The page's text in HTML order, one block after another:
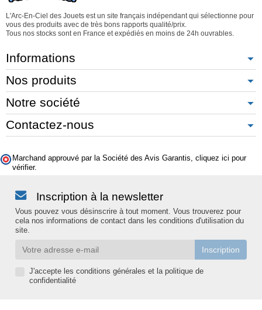
L'Arc-En-Ciel des Jouets est un site français indépendant qui sélectionne pour
vous des produits avec de très bons rapports qualité/prix.
Tous nos stocks sont en France et expédiés en moins de 24h ouvrables.
Informations
Nos produits
Notre société
Contactez-nous
Marchand approuvé par la Société des Avis Garantis, cliquez ici pour
vérifier.
Inscription à la newsletter
Vous pouvez vous désinscrire à tout moment. Vous trouverez pour
cela nos informations de contact dans les conditions d'utilisation du
site.
J'accepte les conditions générales et la politique de
confidentialité